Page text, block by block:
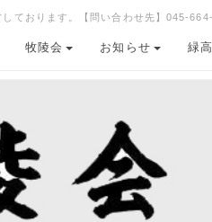
しております。【問い合わせ先】
牧陵会 お知らせ 緑